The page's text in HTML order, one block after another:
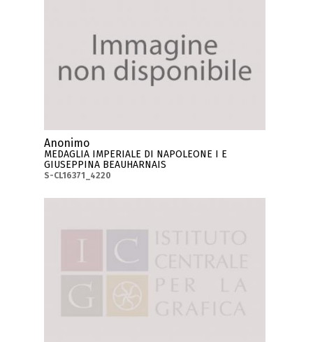
Anonimo
MEDAGLIA IMPERIALE DI NAPOLEONE I E
GIUSEPPINA BEAUHARNAIS
S-CL16371_4220